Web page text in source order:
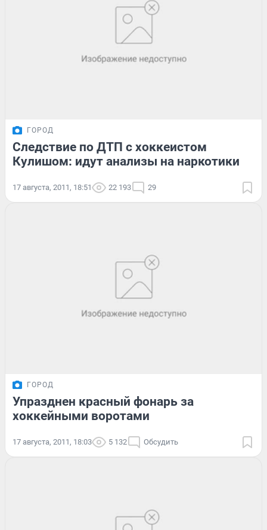
ГОРОД
Следствие по ДТП с хоккеистом
Кулишом: идут анализы на наркотики
17 августа, 2011, 18:51 22 193 29
ГОРОД
Упразднен красный фонарь за
хоккейными воротами
17 августа, 2011, 18:03 5 132 Обсудить